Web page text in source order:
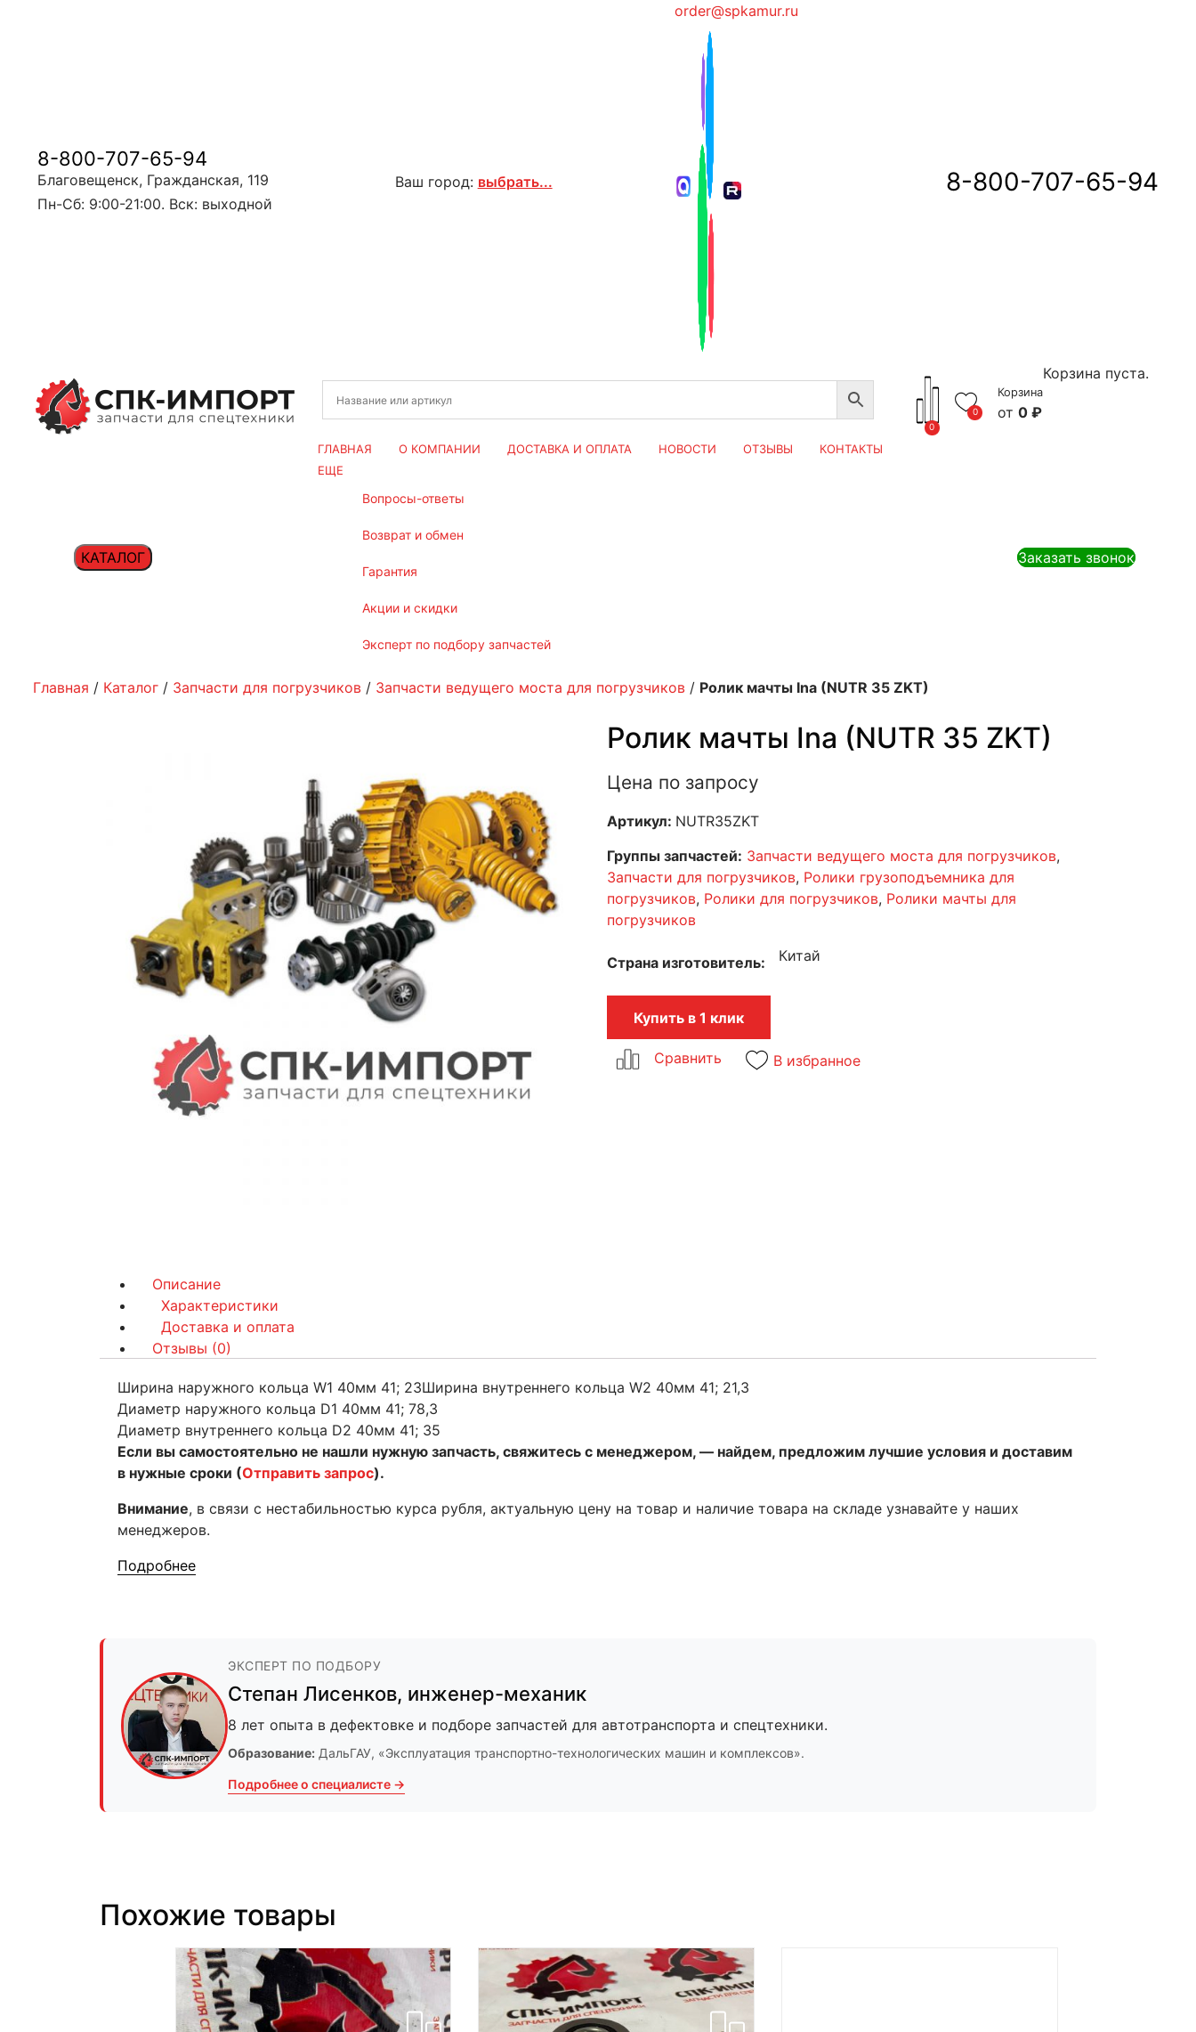
8-800-707-65-94
Благовещенск, Гражданская, 119
Пн-Сб: 9:00-21:00. Вск: выходной
Ваш город: выбрать...
order@spkamur.ru
8-800-707-65-94
0
0
Корзина
0 ₽
Корзина пуста.
КАТАЛОГ
ГЛАВНАЯ О КОМПАНИИ ДОСТАВКА И ОПЛАТА НОВОСТИ ОТЗЫВЫ
КОНТАКТЫ
ЕЩЕ
вопросы-ответы
возврат и обмен
гарантия
акции и скидки
эксперт по подбору запчастей
Заказать звонок
Главная / Каталог / Запчасти для погрузчиков / Запчасти ведущего моста для погрузчиков / Ролик мачты Ina (NUTR 35 ZKT)
Ролик мачты Ina (NUTR 35 ZKT)
Цена по запросу
Артикул: NUTR35ZKT
Группы запчастей: Запчасти ведущего моста для погрузчиков,
Запчасти для погрузчиков, Ролики грузоподъемника для
погрузчиков, Ролики для погрузчиков, Ролики мачты для
погрузчиков
Страна изготовитель Китай
Купить в 1 клик
В избранное
Описание
Характеристики
Доставка и оплата
Отзывы (0)
Ширина наружного кольца W1 40мм 41; 23Ширина внутреннего кольца W2 40мм 41; 21,3
Диаметр наружного кольца D1 40мм 41; 78,3
Диаметр внутреннего кольца D2 40мм 41; 35
Если вы самостоятельно не нашли нужную запчасть, свяжитесь с менеджером, — найдем, предложим лучшие условия и доставим
в нужные сроки (Отправить запрос).
Внимание, в связи с нестабильностью курса рубля, актуальную цену на товар и наличие товара на складе узнавайте у наших
менеджеров.
Подробнее
ЭКСПЕРТ ПО ПОДБОРУ
Степан Лисенков, инженер-механик
8 лет опыта в дефектовке и подборе запчастей для автотранспорта и спецтехники.
Образование: ДальГАУ, «Эксплуатация транспортно-технологических машин и комплексов».
Подробнее о специалисте →
Похожие товары